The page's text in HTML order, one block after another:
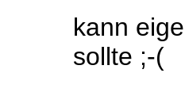
kann
sollte ;-(